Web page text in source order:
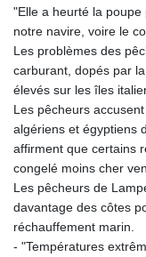
"Elle a heurté la
notre navire, voire le
Les problèmes des
carburant, dopés par
élevés sur les îles
Les pêcheurs
algériens et égyptiens
affirment que certains
congelé moins cher
Les pêcheurs de
davantage des côtes
réchauffement marin.
- "Températures